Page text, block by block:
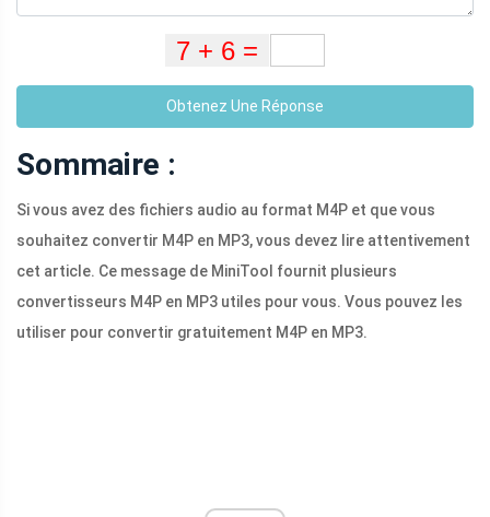
Obtenez Une Réponse
Sommaire :
Si vous avez des fichiers audio au format M4P et que vous
souhaitez convertir M4P en MP3, vous devez lire attentivement
cet article. Ce message de MiniTool fournit plusieurs
convertisseurs M4P en MP3 utiles pour vous. Vous pouvez les
utiliser pour convertir gratuitement M4P en MP3.